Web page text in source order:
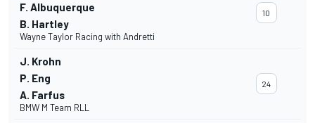
F. Albuquerque
B. Hartley
Wayne Taylor Racing with Andretti
10
J. Krohn
P. Eng
A. Farfus
BMW M Team RLL
24